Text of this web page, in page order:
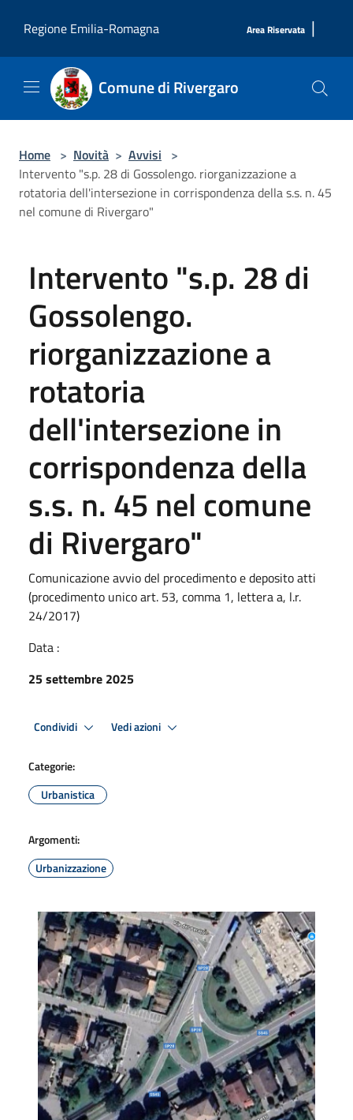
Regione Emilia-Romagna
Area Riservata |
Comune di Rivergaro
Home > Novità > Avvisi >
Intervento "s.p. 28 di Gossolengo. riorganizzazione a
rotatoria dell'intersezione in corrispondenza della s.s. n. 45
nel comune di Rivergaro"
Intervento "s.p. 28 di
Gossolengo.
riorganizzazione a
rotatoria
dell'intersezione in
corrispondenza della
s.s. n. 45 nel comune
di Rivergaro"
Comunicazione avvio del procedimento e deposito atti
(procedimento unico art. 53, comma 1, lettera a, l.r.
24/2017)
Data :
25 settembre 2025
Condividi Vedi azioni
Categorie:
Urbanistica
Argomenti:
Urbanizzazione